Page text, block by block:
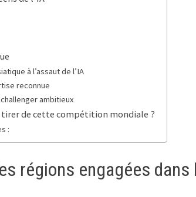
à l’assaut de l’IA
reconnue
ambitieux
tirer de cette compétition mondiale ?
:
régions engagées dans